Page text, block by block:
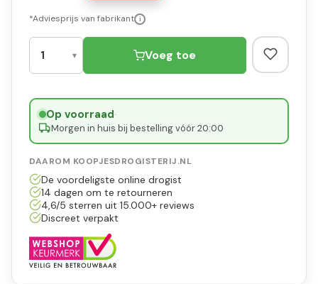
*Adviesprijs van fabrikant i
Voeg toe
Op voorraad·
Morgen in huis bij bestelling vóór 20:00
DAAROM KOOPJESDROGISTERIJ.NL
De voordeligste online drogist
14 dagen om te retourneren
4,6/5 sterren uit 15.000+ reviews
Discreet verpakt